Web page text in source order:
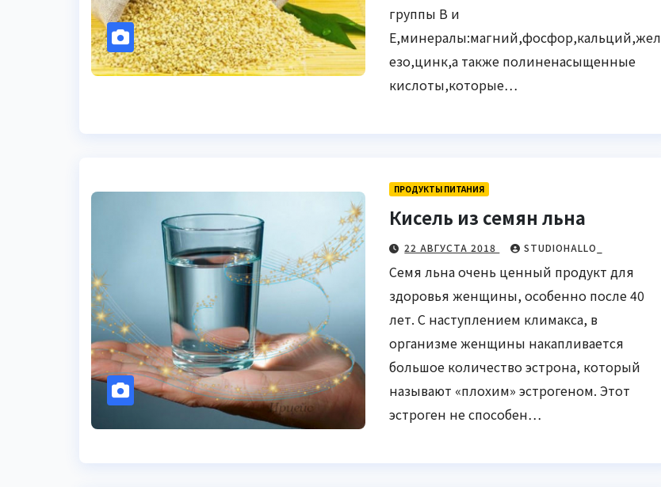
группы В и
Е,минералы:магний,фосфор,кальций,жел
езо,цинк,а также полиненасыщенные
кислоты,которые…
ПРОДУКТЫ ПИТАНИЯ
Кисель из семян льна
22 АВГУСТА 2018 STUDIOHALLO_
Семя льна очень ценный продукт для
здоровья женщины, особенно после 40
лет. С наступлением климакса, в
организме женщины накапливается
большое количество эстрона, который
называют «плохим» эстрогеном. Этот
эстроген не способен…